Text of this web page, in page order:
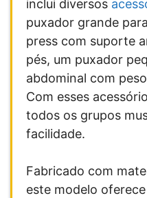
inclui diversos
puxador grande
press com suporte
pés, um puxador
abdominal com
Com esses
todos os grupos
facilidade.
Fabricado com
este modelo